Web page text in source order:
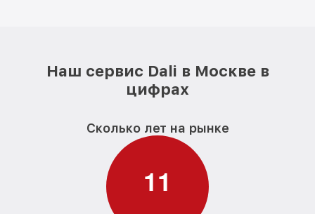
Наш сервис Dali в Москве в
цифрах
Сколько лет на рынке
11